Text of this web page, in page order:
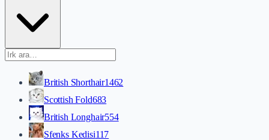
British Shorthair1462
Scottish Fold683
British Longhair554
Sfenks Kedisi117